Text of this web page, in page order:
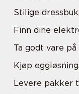
Stilige
Finn dine
Ta godt vare
Kjøp
Levere pakker